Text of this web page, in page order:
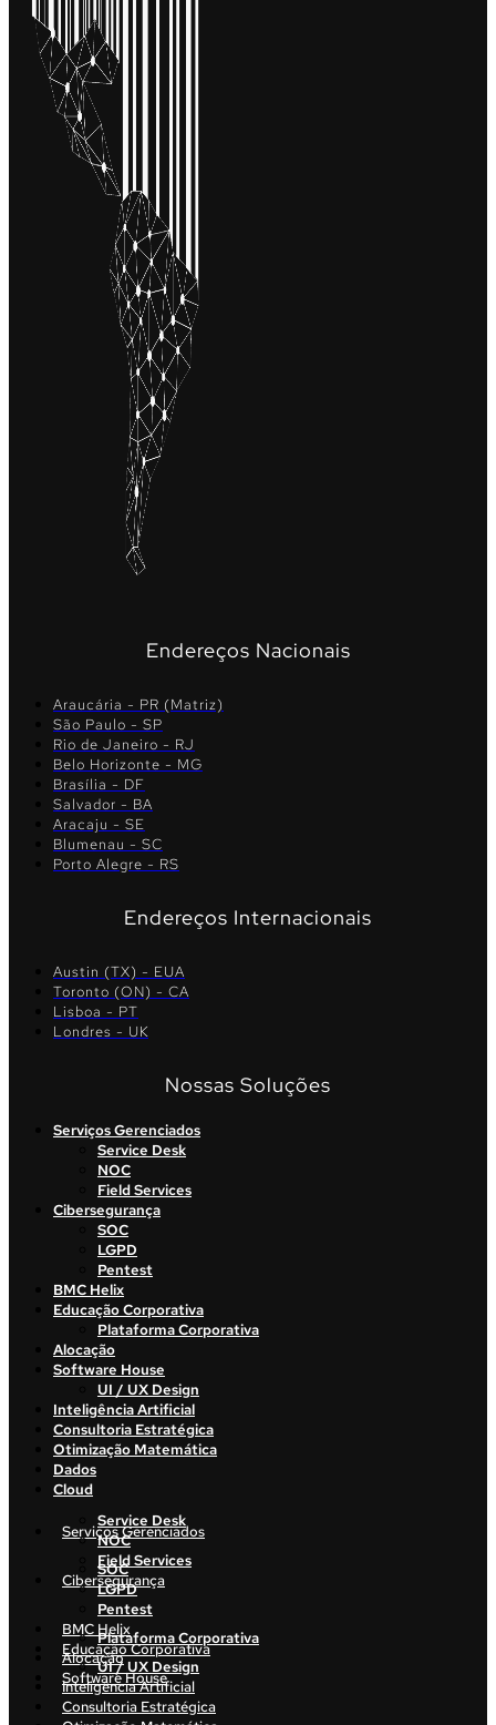
Endereços Nacionais
Araucária - PR (Matriz)
São Paulo - SP
Rio de Janeiro - RJ
Belo Horizonte - MG
Brasília - DF
Salvador - BA
Aracaju - SE
Blumenau - SC
Porto Alegre - RS
Endereços Internacionais
Austin (TX) - EUA
Toronto (ON) - CA
Lisboa - PT
Londres - UK
Nossas Soluções
Serviços Gerenciados
Service Desk
NOC
Field Services
Cibersegurança
SOC
LGPD
Pentest
BMC Helix
Educação Corporativa
Plataforma Corporativa
Alocação
Software House
UI / UX Design
Inteligência Artificial
Consultoria Estratégica
Otimização Matemática
Dados
Cloud
Serviços Gerenciados
Service Desk
NOC
Field Services
Cibersegurança
SOC
LGPD
Pentest
BMC Helix
Educação Corporativa
Plataforma Corporativa
Alocação
Software House
UI / UX Design
Inteligência Artificial
Consultoria Estratégica